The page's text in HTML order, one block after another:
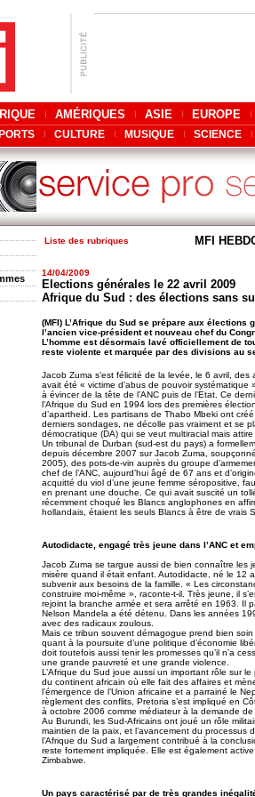
AMÉRIQUES ASIE EUROPE
CULTURE MUSIQUE SCIENCE
Liste des rubriques MFI
14/04/2009
Elections générales le 22 avril 2009
Afrique du Sud : des élections sans
(MFI) L’Afrique du Sud se prépare aux
l’ancien vice-président et nouveau chef du
L’homme est désormais lavé officiellement de
reste violente et marquée par des divisions au
Jacob Zuma s’est félicité de la levée, le 6 avril,
avait été « victime d’abus de pouvoir systématique
à évincer de la tête de l’ANC puis de l’Etat. Ce
l’Afrique du Sud en 1994 lors des premières
d’apartheid. Les partisans de Thabo Mbeki ont
derniers sondages, ne décolle pas vraiment et se
démocratique (DA) qui se veut multiracial mais
Un tribunal de Durban (sud-est du pays) a
depuis décembre 2007 sur Jacob Zuma,
2005), des pots-de-vin auprès du groupe
chef de l’ANC, aujourd’hui âgé de 67 ans et
acquitté du viol d’une jeune femme séropositive,
en prenant une douche. Ce qui avait suscité un
récemment choqué les Blancs anglophones en
hollandais, étaient les seuls Blancs à être de vrais
Autodidacte, engagé très jeune dans l’ANC et
Jacob Zuma se targue aussi de bien connaître les
misère quand il était enfant. Autodidacte, né le 12
subvenir aux besoins de la famille. « Les
construire moi-même », raconte-t-il. Très jeune, il
rejoint la branche armée et sera arrêté en 1963. Il
Nelson Mandela a été détenu. Dans les années
avec des radicaux zoulous.
Mais ce tribun souvent démagogue prend bien
quant à la poursuite d’une politique d’économie
doit toutefois aussi tenir les promesses qu’il n’a
une grande pauvreté et une grande violence.
L’Afrique du Sud joue aussi un important rôle sur
du continent africain où elle fait des affaires et
l’émergence de l’Union africaine et a parrainé le
règlement des conflits, Pretoria s’est impliqué en
à octobre 2006 comme médiateur à la demande de
Au Burundi, les Sud-Africains ont joué un rôle
maintien de la paix, et l’avancement du processus
l’Afrique du Sud a largement contribué à la
reste fortement impliquée. Elle est également
Zimbabwe.
Un pays caractérisé par de très grandes